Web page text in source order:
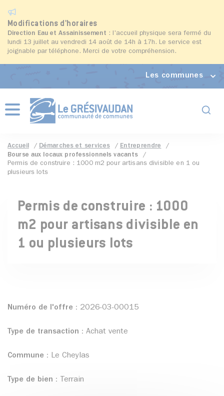
Modifications d'horaires
Direction Eau et Assainissement : l'accueil physique sera fermé du
lundi 13 juillet au vendredi 14 août de 14h à 17h. Le service est
joignable par téléphone. Merci de votre compréhension.
Les communes
Menu
Accueil Démarches et services
Entreprendre
Bourse aux locaux professionnels vacants
Permis de construire : 1000 m2 pour artisans divisible en 1 ou
plusieurs lots
Permis de construire : 1000
m2 pour artisans divisible en
1 ou plusieurs lots
Numéro de l'offre : 2026-03-00015
Type de transaction : Achat vente
Commune : Le Cheylas
Type de bien : Terrain